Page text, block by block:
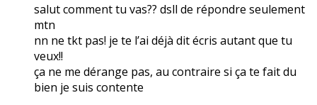
salut comment tu vas?? dsll de répondre seulement
mtn
nn ne tkt pas! je te l’ai déjà dit écris autant que tu
veux!!
ça ne me dérange pas, au contraire si ça te fait du
bien je suis contente